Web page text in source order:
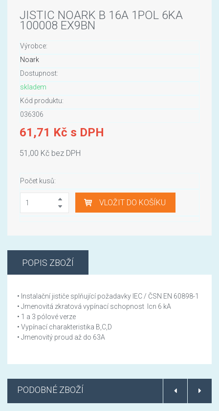
JISTIC NOARK B 16A 1POL 6KA
100008 EX9BN
Výrobce:
Noark
Dostupnost:
skladem
Kód produktu:
036306
61,71 Kč s DPH
51,00 Kč bez DPH
Počet kusů:
VLOŽIT DO KOŠÍKU
POPIS ZBOŽÍ
• Instalační jističe splňující požadavky IEC / ČSN EN 60898-1
• Jmenovitá zkratová vypínací schopnost Icn 6 kA
• 1 a 3 pólové verze
• Vypínací charakteristika B,C,D
• Jmenovitý proud až do 63A
PODOBNÉ ZBOŽÍ